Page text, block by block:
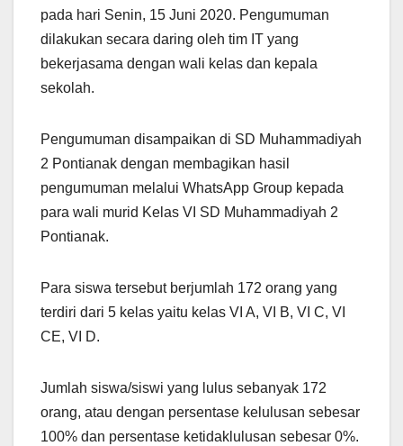
pada hari Senin, 15 Juni 2020. Pengumuman
dilakukan secara daring oleh tim IT yang
bekerjasama dengan wali kelas dan kepala
sekolah.
Pengumuman disampaikan di SD Muhammadiyah
2 Pontianak dengan membagikan hasil
pengumuman melalui WhatsApp Group kepada
para wali murid Kelas VI SD Muhammadiyah 2
Pontianak.
Para siswa tersebut berjumlah 172 orang yang
terdiri dari 5 kelas yaitu kelas VI A, VI B, VI C, VI
CE, VI D.
Jumlah siswa/siswi yang lulus sebanyak 172
orang, atau dengan persentase kelulusan sebesar
100% dan persentase ketidaklulusan sebesar 0%.